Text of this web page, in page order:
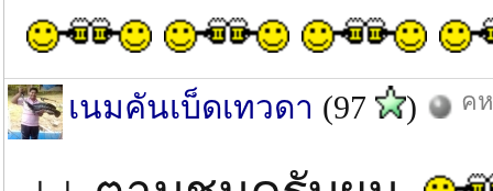
เนมคันเบ็ดเทวดา (97 ) ค